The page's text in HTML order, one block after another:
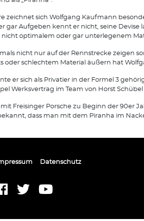
zeichnet sich Wolfgang Kaufmann
gar Aufgeben kennt er nicht, seine Devise
nicht optimalem oder gar unterlegenem
nicht nur auf der Rennstrecke zeigen
oder schlechtem Material äußern hat
er sich als Privatier in der Formel 3
Werksvertrag im Team von Horst Schübel
Freisinger Porsche zu Beginn der 90er
dass man mit dem Piranha im
Datenschutz